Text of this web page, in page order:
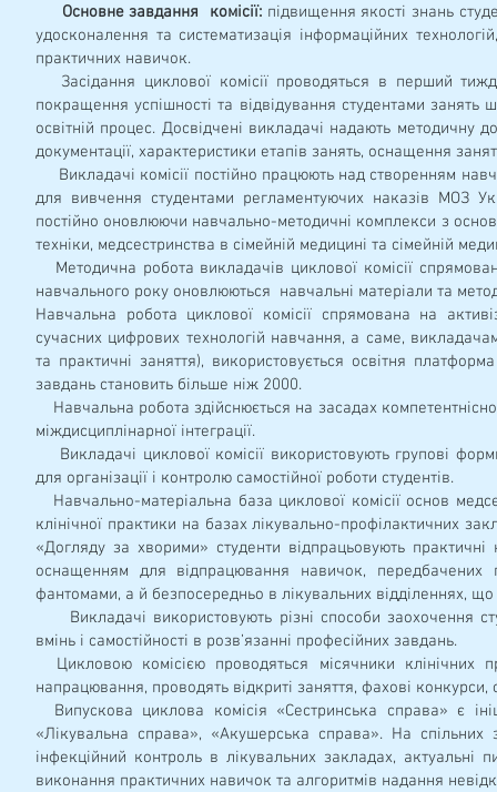
Основне завдання комісії:підвищення якості знань
удосконалення та систематизація інформаційних
практичних навичок.
Засідання циклової комісії проводяться в перший
покращення успішності та відвідування студентами занять
освітній процес. Досвідчені викладачі надають
документації, характеристики етапів занять, оснащення
Викладачі комісії постійно працюють над створенням
для вивчення студентами регламентуючих наказів МОЗ
постійно оновлюючи навчально-методичні комплекси з
техніки, медсестринства в сімейній медицині та сімейній
Методична робота викладачів циклової комісії
навчального року оновлюються навчальні матеріали та
Навчальна робота циклової комісії спрямована на
сучасних цифрових технологій навчання, а саме,
та практичні заняття), використовується освітня
завдань становить більше ніж 2000.
Навчальна робота здійснюється на засадах
міждисциплінарної інтеграції.
Викладачі циклової комісії використовують групові
для організації і контролю самостійної роботи студентів.
Навчально-матеріальна база циклової комісії основ
клінічної практики на базах лікувально-профілактичних
«Догляду за хворими» студенти відпрацьовують
оснащенням для відпрацювання навичок,
фантомами, а й безпосередньо в лікувальних відділеннях,
Викладачі використовують різні способи заохочення
вмінь і самостійності в розв’язанні професійних завдань.
Цикловою комісією проводяться місячники клінічних
напрацювання, проводять відкриті заняття, фахові
Випускова циклова комісія «Сестринська справа» є
«Лікувальна справа», «Акушерська справа». На
інфекційний контроль в лікувальних закладах,
виконання практичних навичок та алгоритмів надання